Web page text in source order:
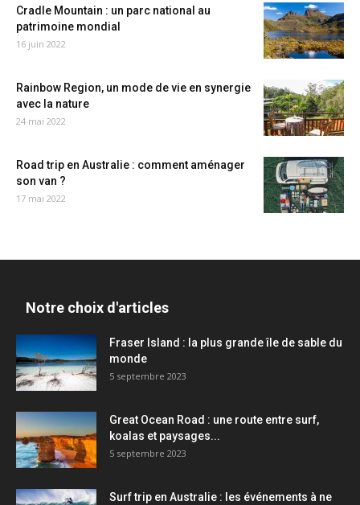
Cradle Mountain : un parc national au
patrimoine mondial
16 juin 2022
Rainbow Region, un mode de vie en synergie
avec la nature
24 mai 2022
Road trip en Australie : comment aménager
son van ?
17 mai 2022
Notre choix d'articles
Fraser Island : la plus grande île de sable du
monde
5 septembre 2023
Great Ocean Road : une route entre surf,
koalas et paysages...
5 septembre 2023
Surf trip en Australie : les événements à ne